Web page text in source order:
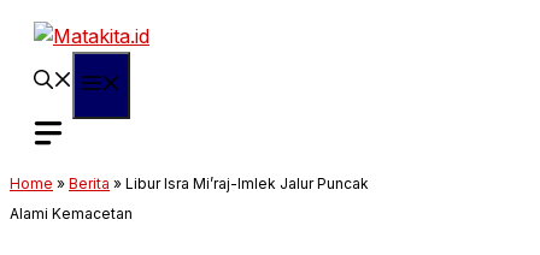
Langsung
Home » Berita » Libur Isra Mi’raj-Imlek Jalur Puncak
Alami Kemacetan